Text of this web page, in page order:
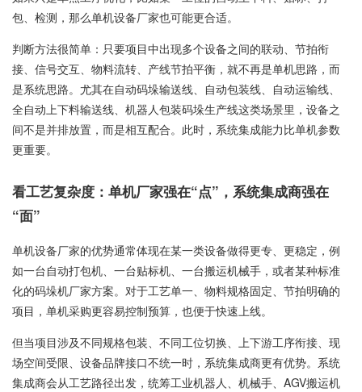
包、检测，那么单机设备厂家也可能更合适。
判断方法很简单：只要项目中出现多个设备之间的联动、节拍衔
接、信号交互、物料流转、产线节拍平衡，就不再是单机思路，而
是系统思路。尤其在自动码垛输送线、自动包装线、自动运输线、
全自动上下料输送线、机器人包装码垛生产线这类场景里，设备之
间不是并排放置，而是相互配合。此时，系统集成能力比单机参数
更重要。
看工艺复杂度：单机厂家强在“点”，系统集成商强在
“面”
单机设备厂家的优势通常体现在某一类设备做得更专、更稳定，例
如一台自动打包机、一台贴标机、一台搬运机械手，或者某种标准
化的码垛机厂家方案。对于工艺单一、物料规格固定、节拍明确的
项目，单机采购更容易控制预算，也便于快速上线。
但当项目涉及不同规格包装、不同工位切换、上下游工序衔接、现
场空间受限、设备品牌接口不统一时，系统集成商更有优势。系统
集成商会从工艺路径出发，统筹工业机器人、机械手、AGV搬运机